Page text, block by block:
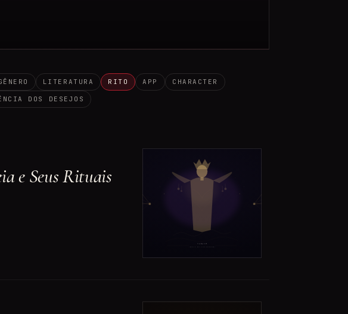
LITERATURA RITO APP CHARACTER
DOS DESEJOS
e Seus Rituais